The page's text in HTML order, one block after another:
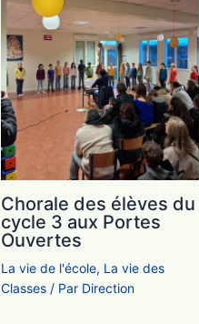
Chorale des élèves du
cycle 3 aux Portes
Ouvertes
La vie de l'école, La vie des
Classes/ Par Direction